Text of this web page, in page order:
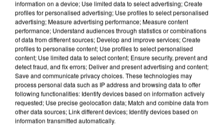
7 août 2026
Un second cadre de la DZ Mafia interpellé en
information on a device; Use limited data to select advertising; Create
profiles for personalised advertising; Use profiles to select personalised
advertising; Measure advertising performance; Measure content
performance; Understand audiences through statistics or combinations
of data from different sources; Develop and improve services; Create
profiles to personalise content; Use profiles to select personalised
content; Use limited data to select content; Ensure security, prevent and
detect fraud, and fix errors; Deliver and present advertising and content;
Save and communicate privacy choices. These technologies may
process personal data such as IP address and browsing data to offer
following functionalities: Identify devices based on information actively
requested; Use precise geolocation data; Match and combine data from
other data sources; Link different devices; Identify devices based on
information transmitted automatically.